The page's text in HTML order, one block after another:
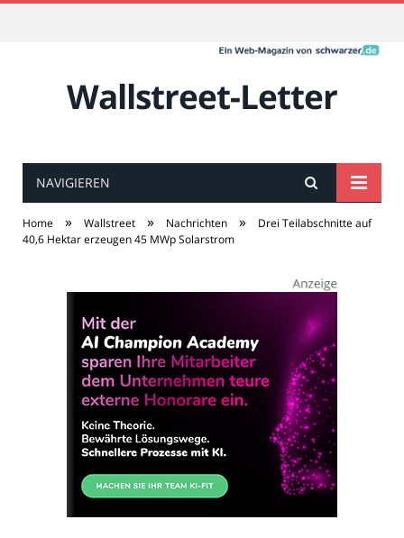
Wallstreet-Letter
NAVIGIEREN
Home » Wallstreet » Nachrichten »
Drei Teilabschnitte auf
40,6 Hektar erzeugen 45 MWp Solarstrom